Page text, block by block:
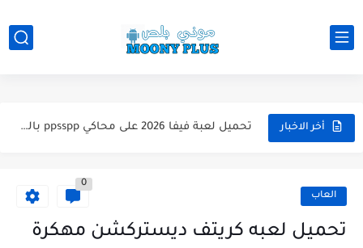
أخر الاخبار تحميل لعبة فيفا 2026 على محاكي ppsspp بالتعليق العربي للاندرويد...
تحميل لعبة بيس 12 مود بيس 2025 للاندرويد آخر الانتقالات... العاب
0
تحميل لعبه كريتف ديستركشن مهكرة